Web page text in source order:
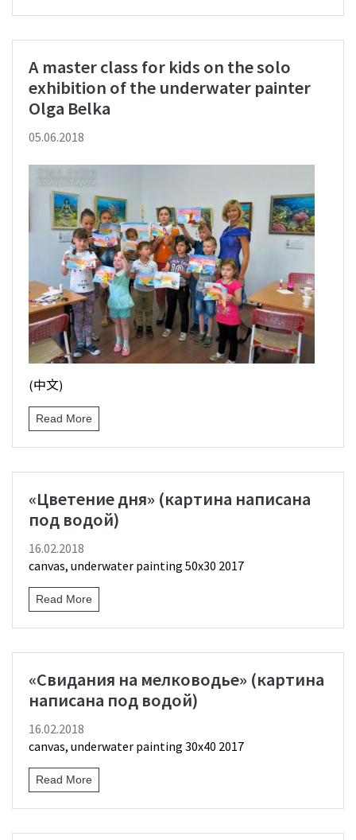
А master class for kids on the solo
exhibition of the underwater painter
Olga Belka
05.06.2018
(中文)
Read More
«Цветение дня» (картина написана
под водой)
16.02.2018
canvas, underwater painting 50х30 2017
Read More
«Свидания на мелководье» (картина
написана под водой)
16.02.2018
canvas, underwater painting 30х40 2017
Read More